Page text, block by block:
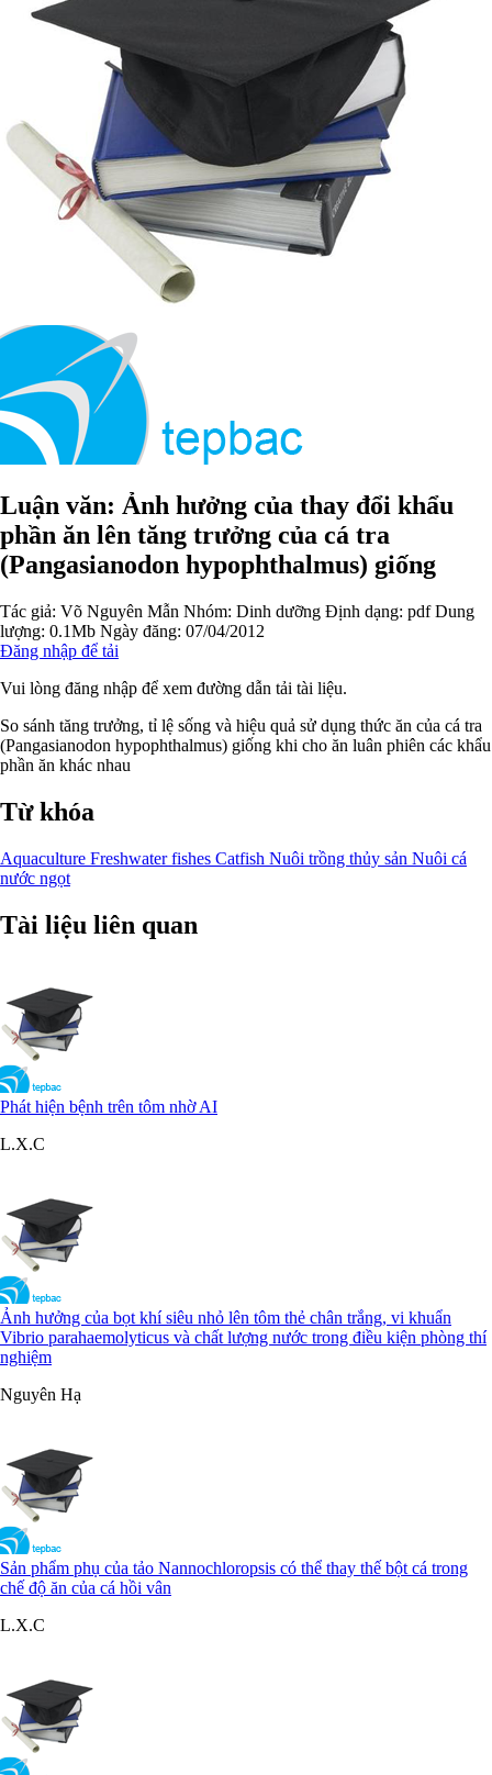
Luận văn: Ảnh hưởng của thay đổi khẩu
phần ăn lên tăng trưởng của cá tra
(Pangasianodon hypophthalmus) giống
Tác giả: Võ Nguyên Mẫn Nhóm: Dinh dưỡng Định dạng: pdf Dung
lượng: 0.1Mb Ngày đăng: 07/04/2012
Đăng nhập để tải
Vui lòng đăng nhập để xem đường dẫn tải tài liệu.
So sánh tăng trưởng, tỉ lệ sống và hiệu quả sử dụng thức ăn của cá tra
(Pangasianodon hypophthalmus) giống khi cho ăn luân phiên các khẩu
phần ăn khác nhau
Từ khóa
Aquaculture Freshwater fishes Catfish Nuôi trồng thủy sản Nuôi cá
nước ngọt
Tài liệu liên quan
Phát hiện bệnh trên tôm nhờ AI
L.X.C
Ảnh hưởng của bọt khí siêu nhỏ lên tôm thẻ chân trắng, vi khuẩn
Vibrio parahaemolyticus và chất lượng nước trong điều kiện phòng thí
nghiệm
Nguyên Hạ
Sản phẩm phụ của tảo Nannochloropsis có thể thay thế bột cá trong
chế độ ăn của cá hồi vân
L.X.C